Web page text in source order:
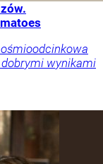
ośmioodcinkowa
wynikami